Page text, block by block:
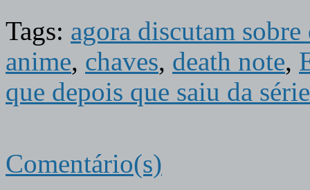
Tags: agora discutam
anime, chaves, death note,
que depois que saiu da
Comentário(s)